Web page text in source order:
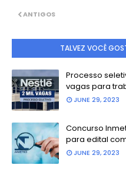
ANTIGOS
TALVEZ VOCÊ
Processo
vagas para
JUNE 29, 2023
Concurso
para edital
JUNE 29, 2023